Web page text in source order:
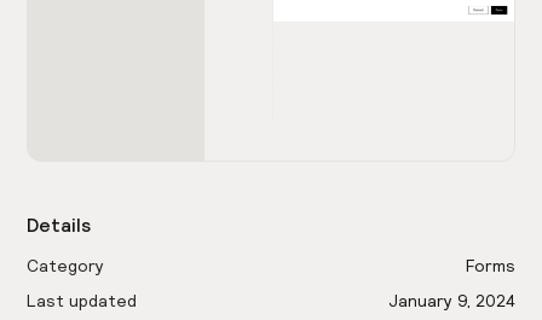
Details
Category
Forms
Last updated
January 9, 2024